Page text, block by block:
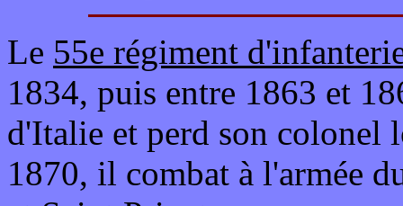
Le 55e régiment
1834, puis entre 1863 et
d'Italie et perd son colonel
1870, il combat à l'armée